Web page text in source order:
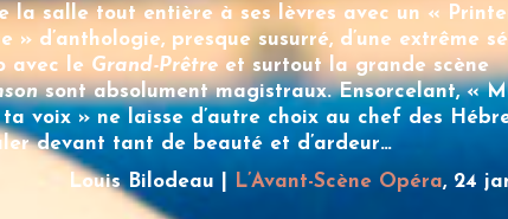
la salle tout entière à ses lèvres avec un «
» d’anthologie, presque susurré, d’une extrême
avec le Grand-Prêtre et surtout la grande scène
sont absolument magistraux. Ensorcelant, «
ta voix » ne laisse d’autre choix au chef des
devant tant de beauté et d’ardeur…
Louis Bilodeau |
L’Avant-Scène Opéra, 24